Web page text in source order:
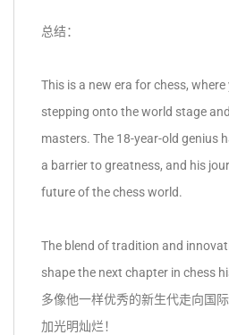
总结：
This is a new era for chess,
stepping onto the world stage
masters. The 18-year-old genius
a barrier to greatness, and his
future of the chess world.
The blend of tradition and
shape the next chapter in chess
多像他一样优秀的新生代走向国
加光明灿烂！